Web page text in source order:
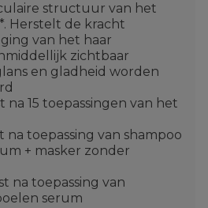
structuur van het
Herstelt de kracht
van het haar
zichtbaar
en gladheid worden
15 toepassingen van het
toepassing van shampoo
+ masker zonder
na toepassing van
serum